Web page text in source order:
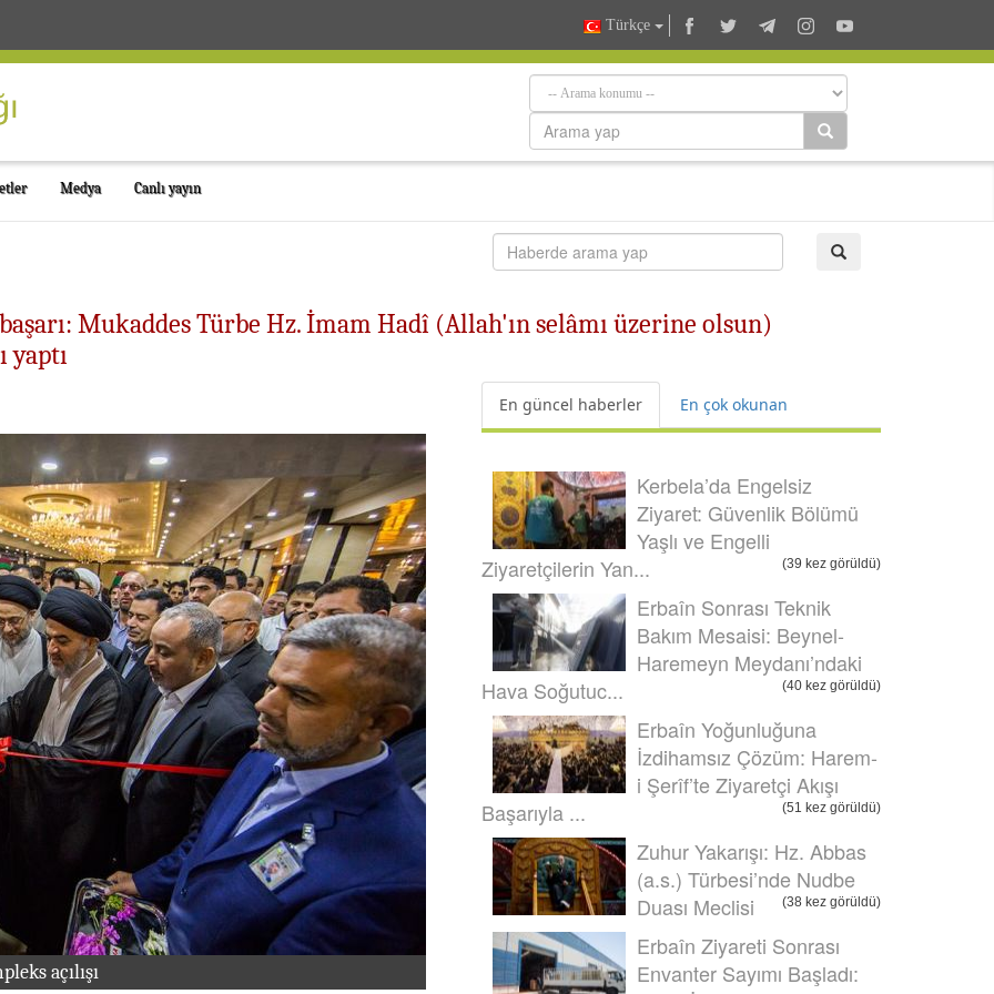
Türkçe
Medya Canlı yayın
Mukaddes Türbe Hz. İmam Hadî (Allah'ın selâmı üzerine olsun)
yaptı
açılışı
En güncel haberler En çok okunan
Kerbela’da Engelsiz
Ziyaret: Güvenlik Bölümü
Yaşlı ve Engelli
Ziyaretçilerin Yan...
(39 kez görüldü)
Erbaîn Sonrası Teknik
Bakım Mesaisi: Beynel-
Haremeyn Meydanı’ndaki
Hava Soğutuc...
(40 kez görüldü)
Erbaîn Yoğunluğuna
İzdihamsız Çözüm: Harem-
i Şerîf’te Ziyaretçi Akışı
Başarıyla ...
(51 kez görüldü)
Zuhur Yakarışı: Hz. Abbas
(a.s.) Türbesi’nde Nudbe
Duası Meclisi
(38 kez görüldü)
Erbaîn Ziyareti Sonrası
Envanter Sayımı Başladı: